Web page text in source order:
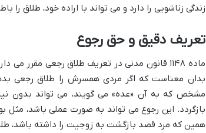
زندگی زناشویی را دارد و می تواند با اراده خود، طلاق را
تعریف دقیق و حق رجوع
ماده ۱۱۴۸ قانون مدنی
در تعریف طلاق رجعی مقرر می
بدان معناست که اگر مردی همسرش را طلاق رجعی
مشخص که به آن «عده» می گویند، می تواند بدون
بازگردد. این رجوع می تواند به صورت عملی باشد، مثل
همین که مرد قصد بازگشت به زوجیت را داشته باشد،